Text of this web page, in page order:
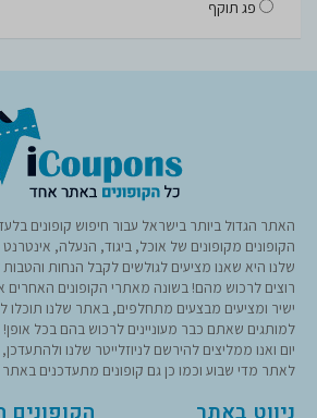
פג תוקף
האתר הגדול ביותר בישראל עבור חיפוש קופונים
הקופונים מקופונים של אוכל, ביגוד, הנעלה,
שלנו היא שאנו מציעים לגולשים לקבל הנחות
רוצים לרכוש מהם! בשונה מאתרי הקופונים האחרים
ישיר ומציעים מבצעים מתחלפים, באתר שלנו
למותגים שאתם כבר מעוניינים לרכוש בהם בכל
יום ואנו ממליצים להירשם לניוזלייטר שלנו
לאתר מדי שבוע וכמו כן גם קופונים מתעדכנים באתר